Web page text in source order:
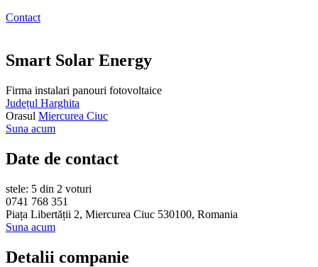
Contact
Smart Solar Energy
Firma instalari panouri fotovoltaice
Județul Harghita
Orasul Miercurea Ciuc
Suna acum
Date de contact
stele: 5 din 2 voturi
0741 768 351
Piața Libertății 2, Miercurea Ciuc 530100, Romania
Suna acum
Detalii companie